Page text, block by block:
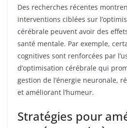
Des recherches récentes
interventions ciblées sur
cérébrale peuvent avoir des
santé mentale. Par exemple,
cognitives sont renforcées par
d’optimisation cérébrale qui
gestion de l’énergie neuronale,
et améliorant l’humeur.
Stratégies pour